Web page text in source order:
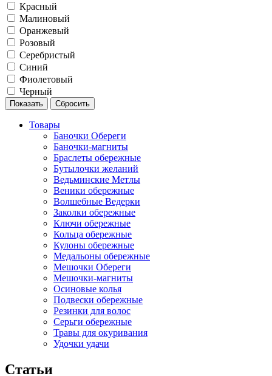
Красный
Малиновый
Оранжевый
Розовый
Серебристый
Синий
Фиолетовый
Черный
Товары
Баночки Обереги
Баночки-магниты
Браслеты обережные
Бутылочки желаний
Ведьминские Метлы
Веники обережные
Волшебные Ведерки
Заколки обережные
Ключи обережные
Кольца обережные
Кулоны обережные
Медальоны обережные
Мешочки Обереги
Мешочки-магниты
Осиновые колья
Подвески обережные
Резинки для волос
Серьги обережные
Травы для окуривания
Удочки удачи
Статьи